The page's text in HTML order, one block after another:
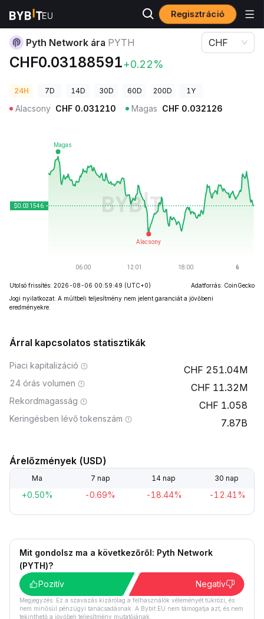
Regisztráció
Kriptovaluta árak Pyth Network ára PYTH
Pyth Network ára PYTH
CHF0.03188591+0.22%
CHF
24H 7D 14D 30D 60D 200D 1Y
Alacsony CHF 0.031210 Magas CHF 0.032126
Utolsó frissítés: 2026-08-06 00:59:49 (UTC+0)
Adatforrás: CoinGecko
Jogi nyilatkozat: A múltbeli teljesítmény nem jelent garanciát a jövőbeni
eredményekre.
Árral kapcsolatos statisztikák
Piaci kapitalizáció 251.04M
24 órás volumen 11.32M
Rekordmagasság 1.058
Keringésben lévő tokenszám 7.87B
Árelőzmények (USD)
Ma 7 nap 14 nap 30 nap
+0.50% -0.69% -18.44% -12.41%
Mit gondolsz ma a következőről: Pyth Network
(PYTH)?
Pozitív
Negatív
Megjegyzés: Ez a szavazás kizárólag a felhasználók véleményét tükrözi, és
nem minősül pénzügyi tanácsadásnak. A Bybit EU nem támogatja azt, és nem
tekinthető a jövőbeli teljesítmény mutatójának.